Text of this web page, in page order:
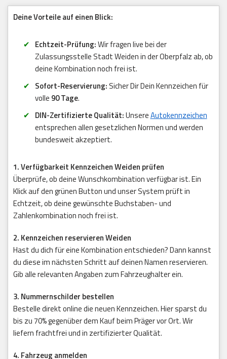
Deine Vorteile auf einen Blick:
Echtzeit-Prüfung:Wir fragen live bei der
Zulassungsstelle Stadt Weiden in der Oberpfalz ab, ob
deine Kombination noch frei ist.
Sofort-Reservierung: Sicher Dir Dein Kennzeichen für
volle 90 Tage.
DIN-Zertifizierte Qualität:UnsereAutokennzeichen
entsprechen allen gesetzlichen Normen und werden
bundesweit akzeptiert.
1. Verfügbarkeit Kennzeichen Weiden prüfen
Überprüfe, ob deine Wunschkombination verfügbar ist. Ein
Klick auf den grünen Button und unser System prüft in
Echtzeit, ob deine gewünschte Buchstaben- und
Zahlenkombination noch frei ist.
2. Kennzeichen reservieren Weiden
Hast du dich für eine Kombination entschieden? Dann kannst
du diese im nächsten Schritt auf deinen Namen reservieren.
Gib alle relevanten Angaben zum Fahrzeughalter ein.
3. Nummernschilder bestellen
Bestelle direkt online die neuen Kennzeichen. Hier sparst du
bis zu 70% gegenüber dem Kauf beim Präger vor Ort. Wir
liefern frachtfrei und in zertifizierter Qualität.
4. Fahrzeug anmelden